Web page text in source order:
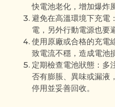
快電池老化，增加爆炸
避免在高溫環境下充電
電，另外行動電源也要
使用原廠或合格的充電
致電流不穩，造成電池
定期檢查電池狀態：多
否有膨脹、異味或漏液
停用並妥善回收。